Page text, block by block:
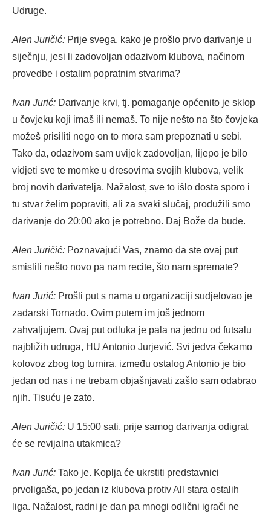
Udruge.
Alen Juričić: Prije svega, kako je prošlo prvo darivanje u
siječnju, jesi li zadovoljan odazivom klubova, načinom
provedbe i ostalim popratnim stvarima?
Ivan Jurić: Darivanje krvi, tj. pomaganje općenito je sklop
u čovjeku koji imaš ili nemaš. To nije nešto na što čovjeka
možeš prisiliti nego on to mora sam prepoznati u sebi.
Tako da, odazivom sam uvijek zadovoljan, lijepo je bilo
vidjeti sve te momke u dresovima svojih klubova, velik
broj novih darivatelja. Nažalost, sve to išlo dosta sporo i
tu stvar želim popraviti, ali za svaki slučaj, produžili smo
darivanje do 20:00 ako je potrebno. Daj Bože da bude.
Alen Juričić: Poznavajući Vas, znamo da ste ovaj put
smislili nešto novo pa nam recite, što nam spremate?
Ivan Jurić: Prošli put s nama u organizaciji sudjelovao je
zadarski Tornado. Ovim putem im još jednom
zahvaljujem. Ovaj put odluka je pala na jednu od futsalu
najbližih udruga, HU Antonio Jurjević. Svi jedva čekamo
kolovoz zbog tog turnira, između ostalog Antonio je bio
jedan od nas i ne trebam objašnjavati zašto sam odabrao
njih. Tisuću je zato.
Alen Juričić: U 15:00 sati, prije samog darivanja odigrat
će se revijalna utakmica?
Ivan Jurić: Tako je. Koplja će ukrstiti predstavnici
prvoligaša, po jedan iz klubova protiv All stara ostalih
liga. Nažalost, radni je dan pa mnogi odlični igrači ne